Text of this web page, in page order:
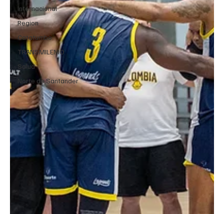
Internacional
Region
Catatumbo
TRANSMILENIO
Salud
Norte de Santander